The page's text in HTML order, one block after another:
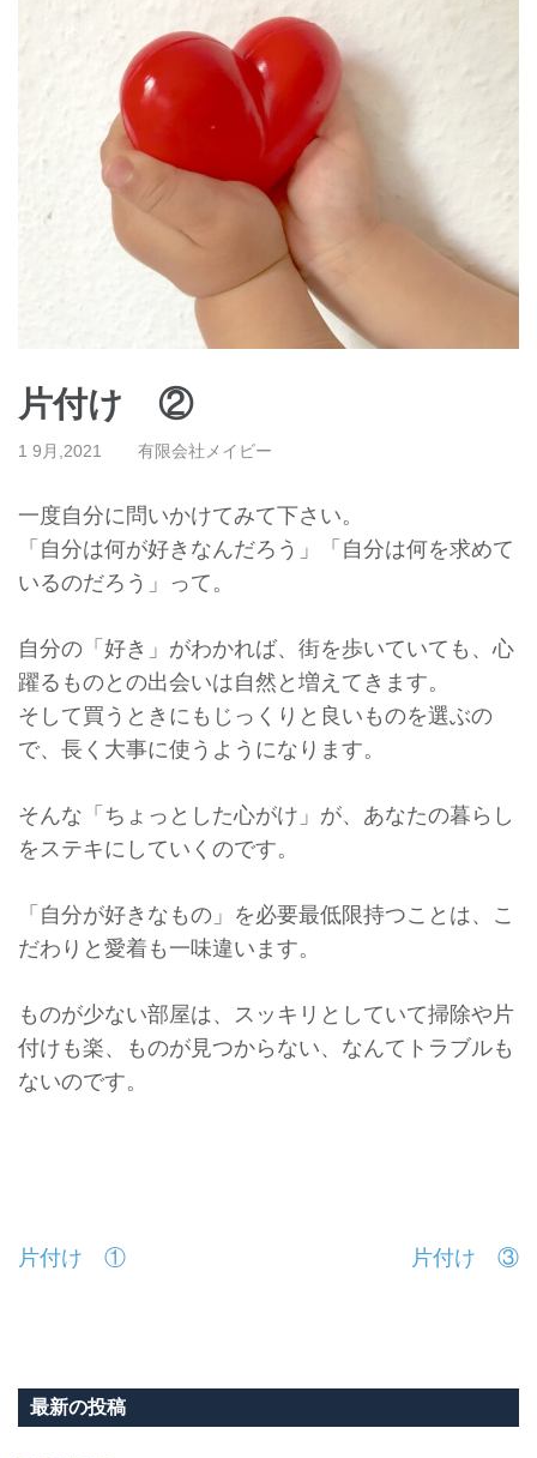
片付け ②
1 9月,2021 有限会社メイビー
一度自分に問いかけてみて下さい。
「自分は何が好きなんだろう」「自分は何を求めて
いるのだろう」 って。
自分の「好き」がわかれば、街を歩いていても、 心
躍るものとの出会いは自然と増えてきます。
そして買うときにもじっくりと良いものを選ぶの
で、 長く大事に使うようになります。
そんな「ちょっとした心がけ」が、 あなたの暮らし
をステキにしていくのです。
「自分が好きなもの」を必要最低限持つことは、 こ
だわりと愛着も一味違います。
ものが少ない部屋は、スッキリとしていて掃除や片
付けも楽、
ものが見つからない、なんてトラブルも
ないのです。
投
ビ
片付け ① 片付け ③
最新の投稿